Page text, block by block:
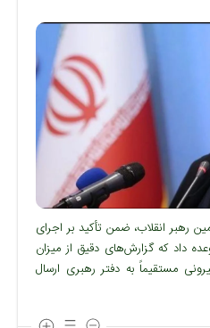
رهبر انقلاب، ضمن تأکید بر اجرای
داد که گزارش‌های دقیق از میزان
مستقیماً به دفتر رهبری ارسال